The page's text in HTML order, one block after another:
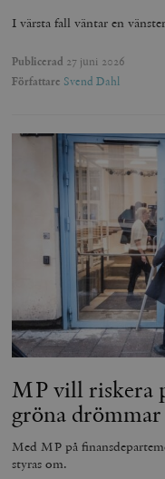
I värsta fall väntar en
Publicerad 27 juni 2026
Författare Svend Dahl
MP vill riskera
gröna drömmar
Med MP på
styras om.